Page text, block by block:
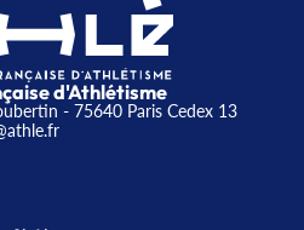
d'Athlétisme
- 75640 Paris Cedex 13